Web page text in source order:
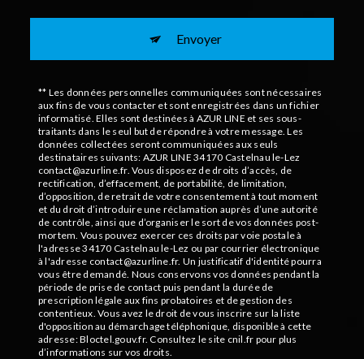
Envoyer
** Les données personnelles communiquées sont nécessaires
aux fins de vous contacter et sont enregistrées dans un fichier
informatisé. Elles sont destinées à AZUR LINE et ses sous-
traitants dans le seul but de répondre à votre message. Les
données collectées seront communiquées aux seuls
destinataires suivants: AZUR LINE 34170 Castelnau le-Lez
contact@azurline.fr. Vous disposez de droits d’accès, de
rectification, d’effacement, de portabilité, de limitation,
d’opposition, de retrait de votre consentement à tout moment
et du droit d’introduire une réclamation auprès d’une autorité
de contrôle, ainsi que d’organiser le sort de vos données post-
mortem. Vous pouvez exercer ces droits par voie postale à
l'adresse 34170 Castelnau le-Lez ou par courrier électronique
à l'adresse contact@azurline.fr. Un justificatif d'identité pourra
vous être demandé. Nous conservons vos données pendant la
période de prise de contact puis pendant la durée de
prescription légale aux fins probatoires et de gestion des
contentieux. Vous avez le droit de vous inscrire sur la liste
d'opposition au démarchage téléphonique, disponible à cette
adresse:Bloctel.gouv.fr. Consultez le site cnil.fr pour plus
d’informations sur vos droits.